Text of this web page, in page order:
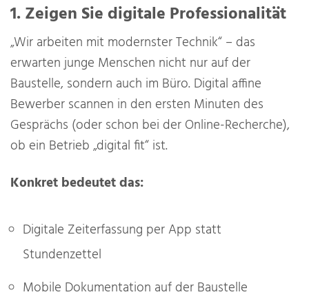
1. Zeigen Sie digitale Professionalität
„Wir arbeiten mit modernster Technik“ – das
erwarten junge Menschen nicht nur auf der
Baustelle, sondern auch im Büro. Digital affine
Bewerber scannen in den ersten Minuten des
Gesprächs (oder schon bei der Online-Recherche),
ob ein Betrieb „digital fit“ ist.
Konkret bedeutet das:
Digitale Zeiterfassung per App statt
Stundenzettel
Mobile Dokumentation auf der Baustelle